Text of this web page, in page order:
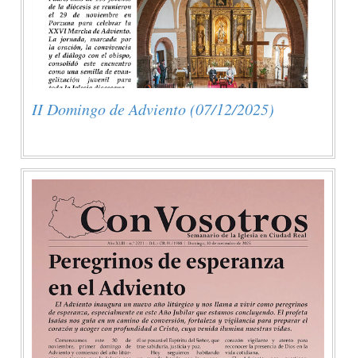
II Domingo de Adviento (07/12/2025)